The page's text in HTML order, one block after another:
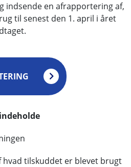
indsende en afrapportering af,
til senest den 1. april i året
modtaget.
hvad tilskuddet er blevet brugt